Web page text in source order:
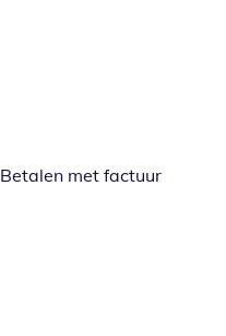
Betalen met factuur